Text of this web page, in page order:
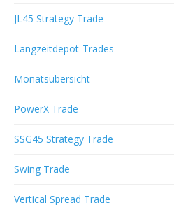
JL45 Strategy Trade
Langzeitdepot-Trades
Monatsübersicht
PowerX Trade
SSG45 Strategy Trade
Swing Trade
Vertical Spread Trade